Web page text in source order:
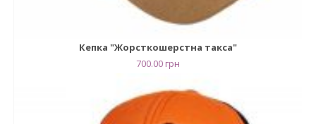
Кепка "Жорсткошерстна такса"
700.00 грн